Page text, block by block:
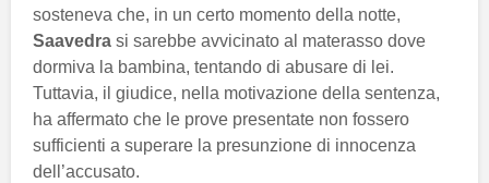
sosteneva che, in un certo momento della notte,
Saavedra si sarebbe avvicinato al materasso dove
dormiva la bambina, tentando di abusare di lei.
Tuttavia, il giudice, nella motivazione della sentenza,
ha affermato che le prove presentate non fossero
sufficienti a superare la presunzione di innocenza
dell’accusato.